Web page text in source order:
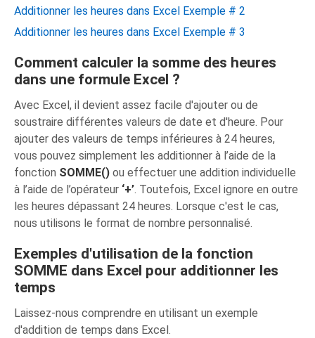
Additionner les heures dans Excel Exemple # 2
Additionner les heures dans Excel Exemple # 3
Comment calculer la somme des heures
dans une formule Excel ?
Avec Excel, il devient assez facile d'ajouter ou de
soustraire différentes valeurs de date et d'heure. Pour
ajouter des valeurs de temps inférieures à 24 heures,
vous pouvez simplement les additionner à l’aide de la
fonction SOMME() ou effectuer une addition individuelle
à l’aide de l’opérateur ‘+’. Toutefois, Excel ignore en outre
les heures dépassant 24 heures. Lorsque c'est le cas,
nous utilisons le format de nombre personnalisé.
Exemples d'utilisation de la fonction
SOMME dans Excel pour additionner les
temps
Laissez-nous comprendre en utilisant un exemple
d'addition de temps dans Excel.